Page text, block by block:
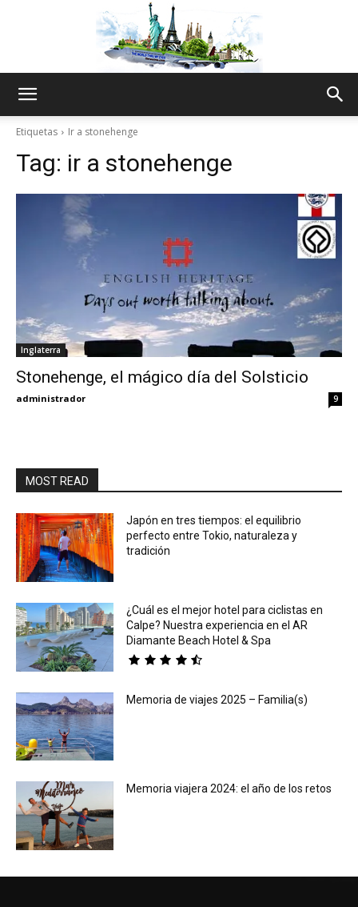
Thru
My
Etiquetas Ir a stonehenge
Tag: ir a stonehenge
Inglaterra
Stonehenge, el mágico día del Solsticio
administrador 9
MOST READ
Japón en tres tiempos: el equilibrio
perfecto entre Tokio, naturaleza y
tradición
¿Cuál es el mejor hotel para ciclistas en
Calpe? Nuestra experiencia en el AR
Diamante Beach Hotel & Spa
Memoria de viajes 2025 – Familia(s)
Memoria viajera 2024: el año de los retos